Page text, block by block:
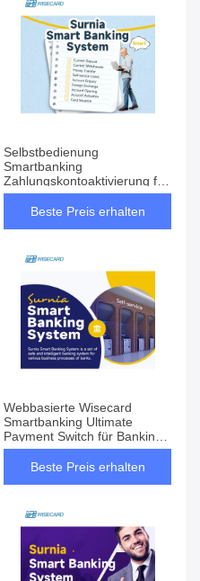
Selbstbedienung
Smartbanking
Zahlungskontoaktivierung für
Finanzinstitute
Beste Preis erhalten
Webbasierte Wisecard
Smartbanking Ultimate
Payment Switch für Banking-
Anforderungen
Beste Preis erhalten